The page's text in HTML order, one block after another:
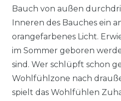
Bauch von außen
Inneren des Bauches ein
orangefarbenes Licht.
im Sommer geboren
sind. Wer schlüpft schon
Wohlfühlzone nach
spielt das Wohlfühlen